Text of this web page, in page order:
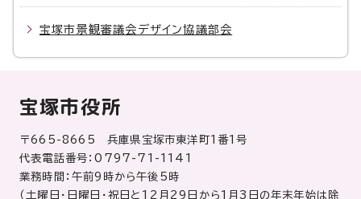
宝塚市景観審議会デザイン協議部会
宝塚市役所
〒665-8665 兵庫県宝塚市東洋町1番1号
代表電話番号：0797-71-1141
業務時間：午前9時から午後5時
（土曜日・日曜日・祝日と12月29日から1月3日の年末年始は除